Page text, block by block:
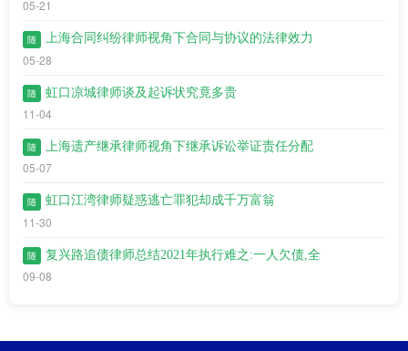
05-21
随 上海合同纠纷律师视角下合同与协议的法律效力
05-28
随 虹口凉城律师谈及起诉状究竟多贵
11-04
随 上海遗产继承律师视角下继承诉讼举证责任分配
05-07
随 虹口江湾​律师疑惑逃亡罪犯却成千万富翁
11-30
随 复兴路追债律师总结2021年执行难之:一人欠债,全
09-08